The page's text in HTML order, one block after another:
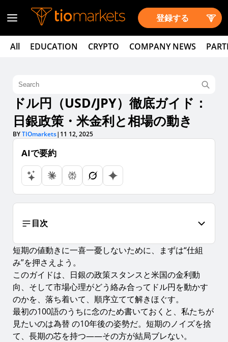
登録する
All EDUCATION CRYPTO COMPANY NEWS
ドル円（USD/JPY）徹底ガイド：
日銀政策・米金利と相場の動き
BYTIOmarkets| 11 12, 2025
AIで要約
目次
ガイドの使い方と全体像
ドル円の基礎知識：市場構造と特徴
相場を動かす三本柱：日銀・米金利・センチメント
1.
日銀の政策フレーム（YCCとフォワードガイダン
ス）
2. 米国の金利ドライバー（FOMCと実質金利）
短期の値動きに一喜一憂しないために、まずは“仕組
み”を押さえよう。
このガイドは、日銀の政策スタンスと米国の金利動
向、そして市場心理がどう絡み合ってドル円を動かす
のかを、落ち着いて、順序立てて解きほぐす。
最初の100語のうちに念のため書いておくと、私たちが
見たいのは為替 の10年後の姿勢だ。短期のノイズを捨
て、長期の芯を持つ——その方が結局ブレない。